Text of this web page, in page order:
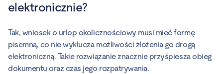
elektronicznie?
Tak, wniosek o urlop okolicznościowy musi mieć formę
pisemną, co nie wyklucza możliwości złożenia go drogą
elektroniczną. Takie rozwiązanie znacznie przyśpiesza obieg
dokumentu oraz czas jego rozpatrywania.